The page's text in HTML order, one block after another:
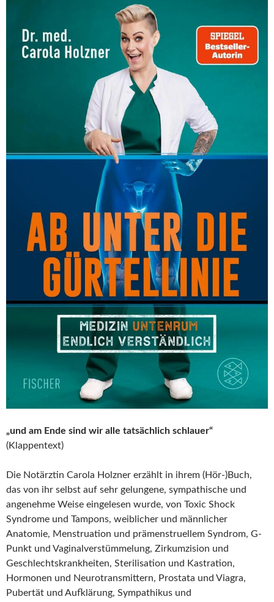
„und am Ende sind wir alle tatsächlich schlauer“
(Klappentext)
Die Notärztin Carola Holzner erzählt in ihrem (Hör-)Buch,
das von ihr selbst auf sehr gelungene, sympathische und
angenehme Weise eingelesen wurde, von Toxic Shock
Syndrome und Tampons, weiblicher und männlicher
Anatomie, Menstruation und prämenstruellem Syndrom, G-
Punkt und Vaginalverstümmelung, Zirkumzision und
Geschlechtskrankheiten, Sterilisation und Kastration,
Hormonen und Neurotransmittern, Prostata und Viagra,
Pubertät und Aufklärung, Sympathikus und